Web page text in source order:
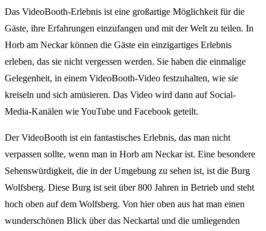
Das VideoBooth-Erlebnis ist eine großartige Möglichkeit für die
Gäste, ihre Erfahrungen einzufangen und mit der Welt zu teilen. In
Horb am Neckar können die Gäste ein einzigartiges Erlebnis
erleben, das sie nicht vergessen werden. Sie haben die einmalige
Gelegenheit, in einem VideoBooth-Video festzuhalten, wie sie
kreiseln und sich amüsieren. Das Video wird dann auf Social-
Media-Kanälen wie YouTube und Facebook geteilt.
Der VideoBooth ist ein fantastisches Erlebnis, das man nicht
verpassen sollte, wenn man in Horb am Neckar ist. Eine besondere
Sehenswürdigkeit, die in der Umgebung zu sehen ist, ist die Burg
Wolfsberg. Diese Burg ist seit über 800 Jahren in Betrieb und steht
hoch oben auf dem Wolfsberg. Von hier oben aus hat man einen
wunderschönen Blick über das Neckartal und die umliegenden